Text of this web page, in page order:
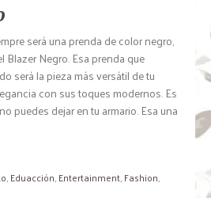
será una prenda de color negro,
Blazer Negro. Esa prenda que
será la pieza más versátil de tu
con sus toques modernos. Es
puedes dejar en tu armario. Esa una
,Eduacción,Entertainment,Fashion,